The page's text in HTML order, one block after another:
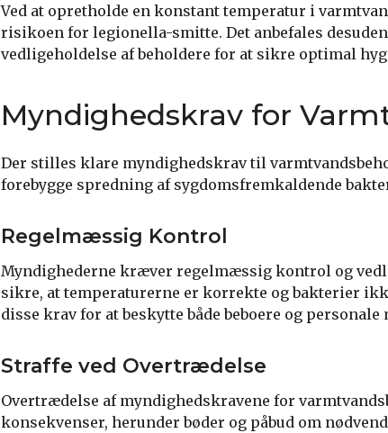
Ved at opretholde en konstant temperatur i
risikoen for legionella-smitte. Det anbefales
vedligeholdelse af beholdere for at sikre optimal
Myndighedskrav for
Der stilles klare myndighedskrav til
forebygge spredning af sygdomsfremkaldende
Regelmæssig Kontrol
Myndighederne kræver regelmæssig kontrol og
sikre, at temperaturerne er korrekte og bakterier
disse krav for at beskytte både beboere og
Straffe ved Overtrædelse
Overtrædelse af myndighedskravene for
konsekvenser, herunder bøder og påbud om